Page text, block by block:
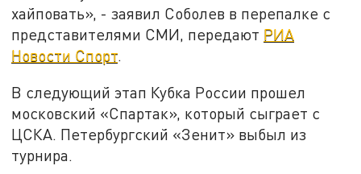
хайповать», - заявил Соболев в перепалке с
представителями СМИ, передают РИА
Новости Спорт.
В следующий этап Кубка России прошел
московский «Спартак», который сыграет с
ЦСКА. Петербургский «Зенит» выбыл из
турнира.